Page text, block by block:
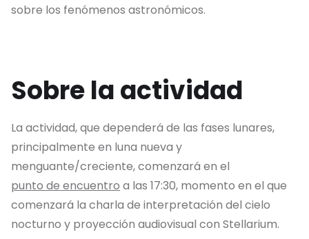
sobre los fenómenos astronómicos.
Sobre la actividad
La actividad, que dependerá de las fases lunares,
principalmente en luna nueva y
menguante/creciente, comenzará en el
punto de encuentro a las 17:30, momento en el que
comenzará la charla de interpretación del cielo
nocturno y proyección audiovisual con Stellarium.